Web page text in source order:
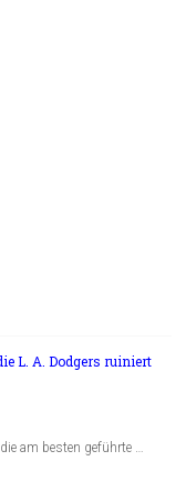
L. A. Dodgers ruiniert
am besten geführte …